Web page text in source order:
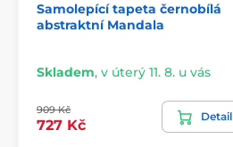
Samolepící tapeta černobílá
abstraktní Mandala
Skladem, v úterý 11. 8. u vás
909 Kč
727 Kč
Detail